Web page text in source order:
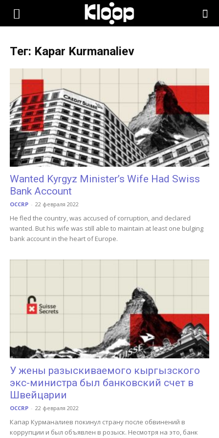
KLOOP.KG
Новости
Кыргызстана
Тег: Kapar Kurmanaliev
Wanted Kyrgyz Minister’s Wife Had Swiss
Bank Account
OCCRP - 22 февраля 2022
He fled the country, was accused of corruption, and declared
wanted. But his wife was still able to maintain at least one bulging
bank account in the heart of Europe.
У жены разыскиваемого кыргызского
экс-министра был банковский счет в
Швейцарии
OCCRP - 22 февраля 2022
Капар Курманалиев покинул страну после обвинений в
коррупции и был объявлен в розыск. Несмотря на это, банк